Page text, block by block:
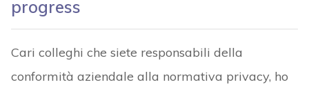
progress
Cari colleghi che siete responsabili della
conformità aziendale alla normativa privacy, ho